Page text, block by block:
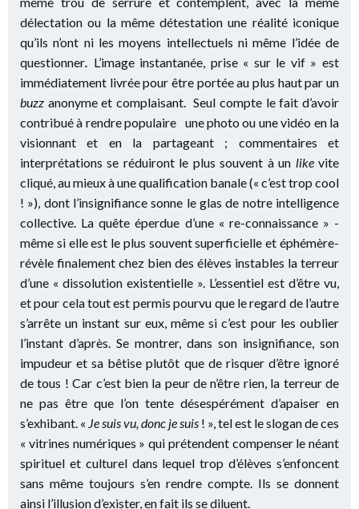
délectation ou la même détestation une réalité iconique
qu’ils n’ont ni les moyens intellectuels ni même l’idée de
questionner. L’image instantanée, prise « sur le vif » est
immédiatement livrée pour être portée au plus haut par un
buzz anonyme et complaisant. Seul compte le fait d’avoir
contribué à rendre populaire une photo ou une vidéo en la
visionnant et en la partageant ; commentaires et
interprétations se réduiront le plus souvent à un likevite
cliqué, au mieux à une qualification banale (« c’est trop cool
! »), dont l’insignifiance sonne le glas de notre intelligence
collective. La quête éperdue d’une « re-connaissance » -
même si elle est le plus souvent superficielle et éphémère-
révèle finalement chez bien des élèves instables la terreur
d’une « dissolution existentielle ». L’essentiel est d’être vu,
et pour cela tout est permis pourvu que le regard de l’autre
s’arrête un instant sur eux, même si c’est pour les oublier
l’instant d’après. Se montrer, dans son insignifiance, son
impudeur et sa bêtise plutôt que de risquer d’être ignoré
de tous ! Car c’est bien la peur de n’être rien, la terreur de
ne pas être que l’on tente désespérément d’apaiser en
s’exhibant. « Je suis vu, donc je suis ! », tel est le slogan de ces
« vitrines numériques » qui prétendent compenser le néant
spirituel et culturel dans lequel trop d’élèves s’enfoncent
sans même toujours s’en rendre compte. Ils se donnent
ainsi l’illusion d’exister, en fait ils se diluent.